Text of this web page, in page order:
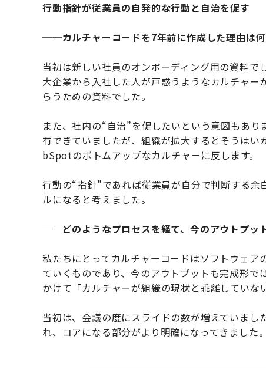
行動指針が従業員の自発的な行動と自治を促す
──カルチャーコードを7年前に作成した理由は何
当初は新しい社員のオンボーディング用の資料
大企業から入社した人が戸惑うようなカルチャー
らうための資料でした。
また、社内の“自治”を促したいという意図もあ
有できていましたが、組織が拡大するとそうは
bSpotのボトムアップなカルチャーに反します。
行動の“指針”であれば従業員が自分で判断する
ルになると考えました。
──どのようなプロセスを経て、今のアウトプッ
私たちにとってカルチャーコードはソフトウェ
ていくものであり、今のアウトプットも完成形で
かけて「カルチャーが組織の現状と乖離していな
当初は、会議の度にスライドの数が増えていま
れ、コアになる部分がより明確になってきました。